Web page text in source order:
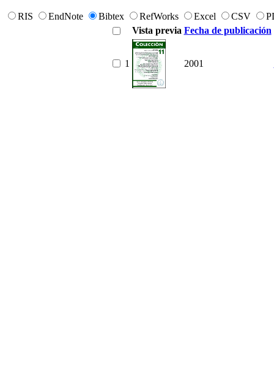
RIS EndNote Bibtex RefWorks Excel CSV
Vista previa Fecha de publicación
1 2001